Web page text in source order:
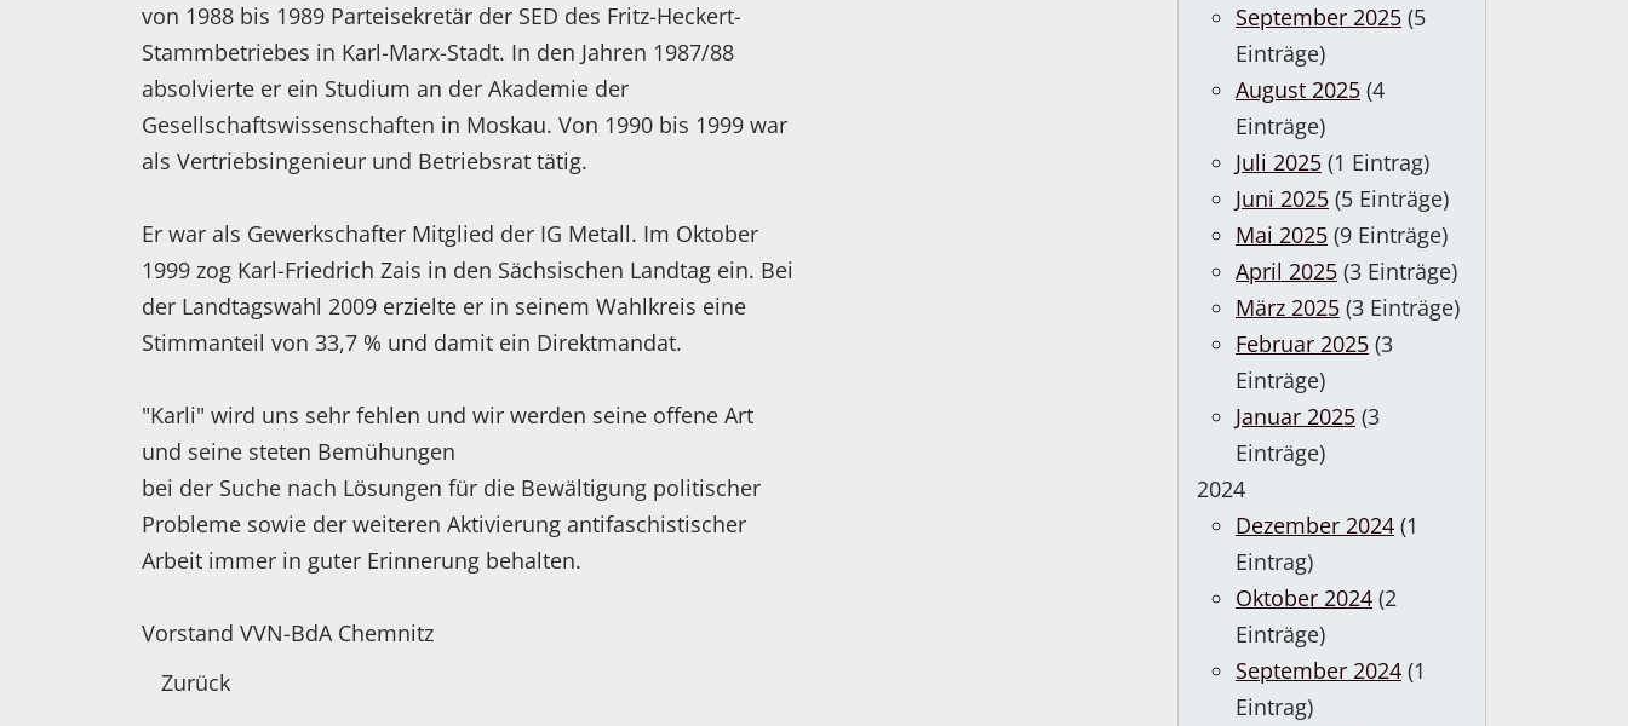
von 1988 bis 1989 Parteisekretär der SED des Fritz-Heckert-
Stammbetriebes in Karl-Marx-Stadt. In den Jahren 1987/88
absolvierte er ein Studium an der Akademie der
Gesellschaftswissenschaften in Moskau. Von 1990 bis 1999 war
als Vertriebsingenieur und Betriebsrat tätig.
Er war als Gewerkschafter Mitglied der IG Metall. Im Oktober
1999 zog Karl-Friedrich Zais in den Sächsischen Landtag ein. Bei
der Landtagswahl 2009 erzielte er in seinem Wahlkreis eine
Stimmanteil von 33,7 % und damit ein Direktmandat.
"Karli" wird uns sehr fehlen und wir werden seine offene Art
und seine steten Bemühungen
bei der Suche nach Lösungen für die Bewältigung politischer
Probleme sowie der weiteren Aktivierung antifaschistischer
Arbeit immer in guter Erinnerung behalten.
Vorstand VVN-BdA Chemnitz
Zurück
September 2025 (5
Einträge)
August 2025 (4
Einträge)
Juli 2025 (1 Eintrag)
Juni 2025 (5 Einträge)
Mai 2025 (9 Einträge)
April 2025 (3 Einträge)
März 2025 (3 Einträge)
Februar 2025 (3
Einträge)
Januar 2025 (3
Einträge)
2024
Dezember 2024 (1
Eintrag)
Oktober 2024 (2
Einträge)
September 2024 (1
Eintrag)